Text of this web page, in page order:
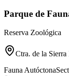
Parque de
Reserva Zoológica
Ctra. de la
Fauna Autóctona